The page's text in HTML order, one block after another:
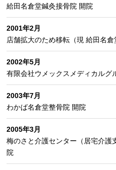
給田名倉堂鍼灸接骨院 開院
2001年2月
店舗拡大のため移転（現 給田名倉
2002年5月
有限会社ウメックスメディカルグ
2003年7月
わかば名倉堂整骨院 開院
2005年3月
梅のさと介護センター（居宅介護
院